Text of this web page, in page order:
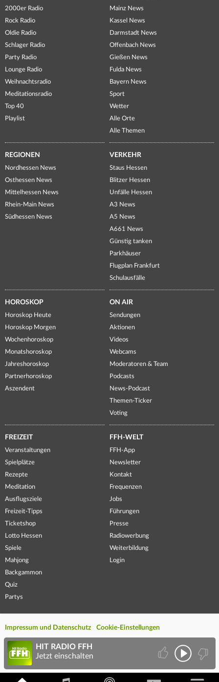
2000er Radio
Rock Radio
Oldie Radio
Schlager Radio
Party Radio
Lounge Radio
Weihnachtsradio
Meditationsradio
Top 40
Playlist
Mainz News
Kassel News
Darmstadt News
Offenbach News
Gießen News
Fulda News
Bayern News
Sport
Wetter
Alle Orte
Alle Themen
REGIONEN
Nordhessen News
Osthessen News
Mittelhessen News
Rhein-Main News
Südhessen News
VERKEHR
Staus Hessen
Blitzer Hessen
Unfälle Hessen
A3 News
A5 News
A661 News
Günstig tanken
Parkhäuser
Flugplan Frankfurt
Schulausfälle
HOROSKOP
Horoskop Heute
Horoskop Morgen
Wochenhoroskop
Monatshoroskop
Jahreshoroskop
Partnerhoroskop
Aszendent
ON AIR
Sendungen
Aktionen
Videos
Webcams
Moderatoren & Team
Podcasts
News-Podcast
Themen-Ticker
Voting
FREIZEIT
Veranstaltungen
Spielplätze
Rezepte
Meditation
Ausflugsziele
Freizeit-Tipps
Ticketshop
Lotto Hessen
Spiele
Mahjong
Backgammon
Quiz
Partys
FFH-WELT
FFH-App
Newsletter
Kontakt
Frequenzen
Jobs
Führungen
Presse
Radiowerbung
Weiterbildung
Login
Impressum und Datenschutz Cookie-Einstellungen
HIT RADIO FFH
Jetzt einschalten